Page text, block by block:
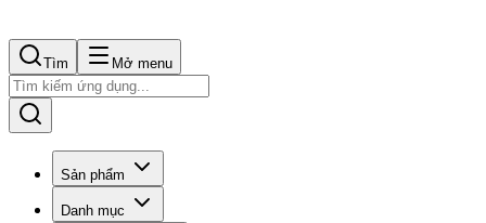
Tìm Mở menu
Sản phẩm
Danh mục